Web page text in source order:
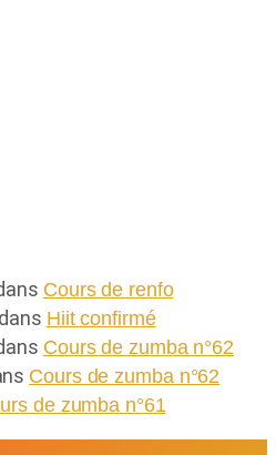
Cours de renfo
dans Hiit confirmé
Cours de zumba n°62
Cours de zumba n°62
de zumba n°61